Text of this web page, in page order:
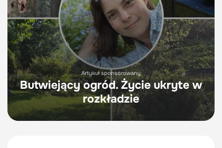
Artykuł sponsorowany
Butwiejący ogród. Życie ukryte w
rozkładzie